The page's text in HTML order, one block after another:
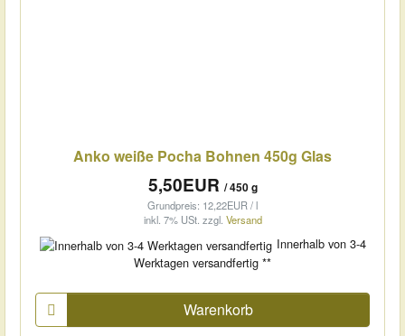
Anko weiße Pocha Bohnen 450g Glas
5,50EUR / 450 g
Grundpreis: 12,22EUR / l
inkl. 7% USt. zzgl. Versand
Innerhalb von 3-4
Werktagen versandfertig **
Warenkorb